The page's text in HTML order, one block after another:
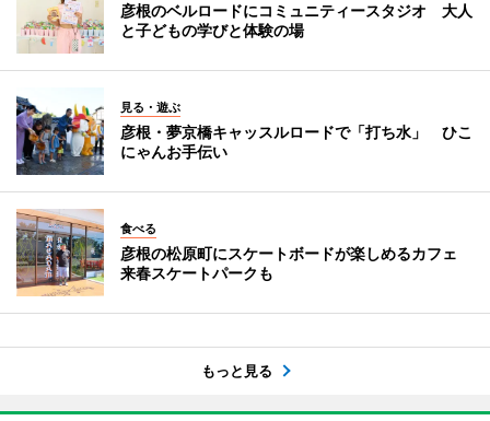
彦根のベルロードにコミュニティースタジオ 大人
と子どもの学びと体験の場
見る・遊ぶ
彦根・夢京橋キャッスルロードで「打ち水」 ひこ
にゃんお手伝い
食べる
彦根の松原町にスケートボードが楽しめるカフェ
来春スケートパークも
もっと見る